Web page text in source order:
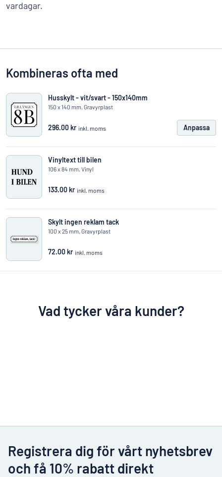
vardagar.
Kombineras ofta med
Husskylt - vit/svart - 150x140mm
150 x 140 mm, Gravyrplast
296.00 kr inkl. moms Anpassa
Vinyltext till bilen
106 x 84 mm, Vinyl
133.00 kr inkl. moms
Skylt ingen reklam tack
100 x 25 mm, Gravyrplast
72.00 kr inkl. moms
Vad tycker våra kunder?
Registrera dig för vårt nyhetsbrev
och få 10% rabatt direkt